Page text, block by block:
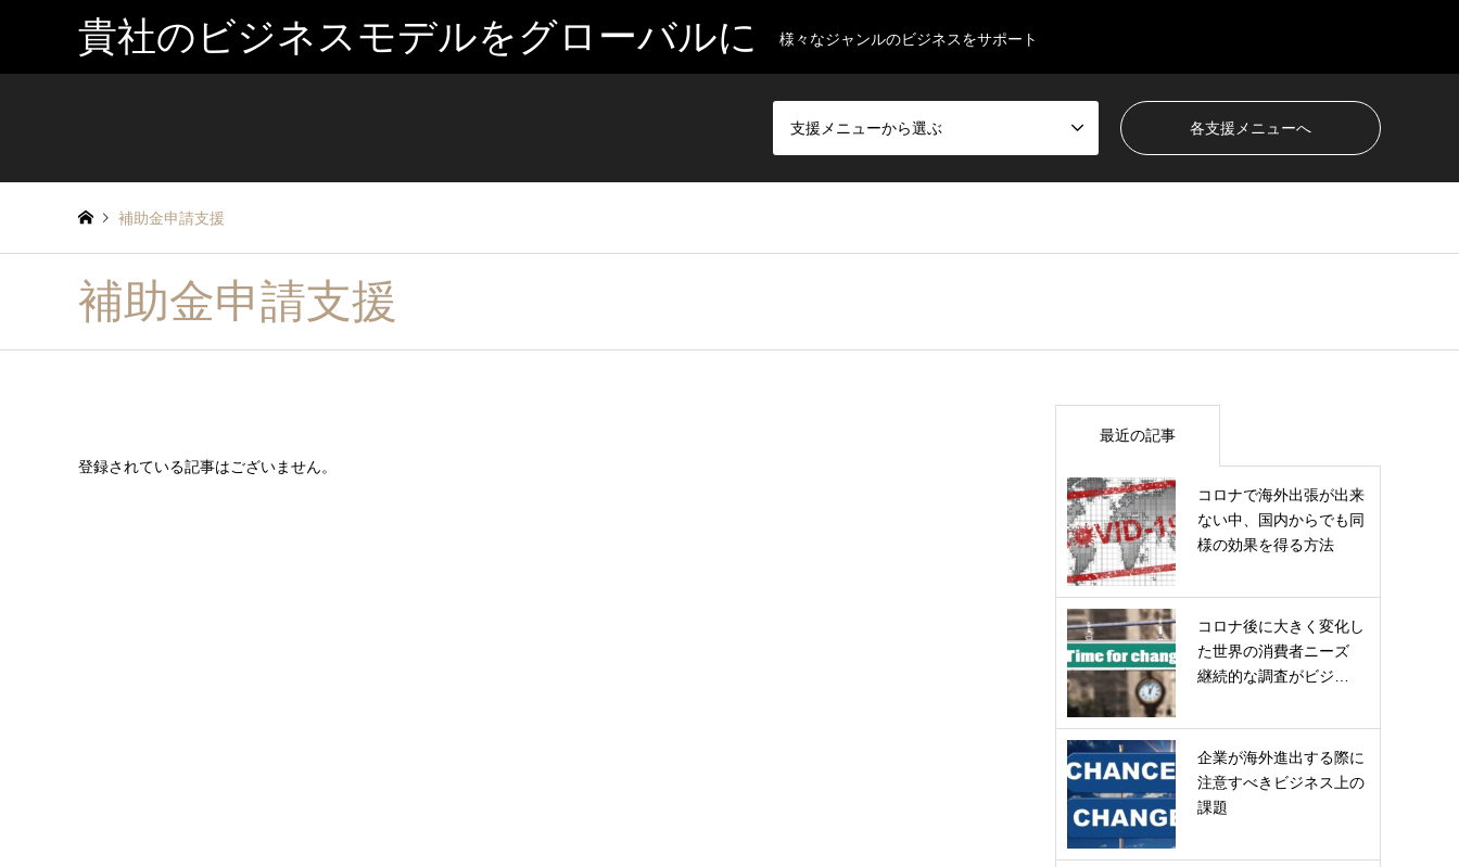
貴社のビジネスモデルをグローバルに 様々なジャンルのビジネスをサポート
支援メニューから選ぶ
補助金申請支援
補助金申請支援
登録されている記事はございません。
最近の記事
コロナで海外出張が出来
ない中、国内からでも同
様の効果を得る方法
コロナ後に大きく変化し
た世界の消費者ニーズ
継続的な調査がビジ…
企業が海外進出する際に
注意すべきビジネス上の
課題